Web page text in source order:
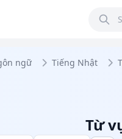
ngữ Tiếng Nhật
Từ